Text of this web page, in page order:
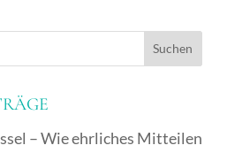
– Wie ehrliches Mitteilen